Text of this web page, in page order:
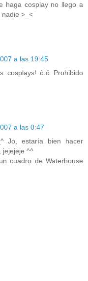
haga cosplay no llego a
nadie >_<
a las 19:45
cosplays! ò.ó Prohibido
a las 0:47
Jo, estaría bien hacer
jejejeje ^^
cuadro de Waterhouse